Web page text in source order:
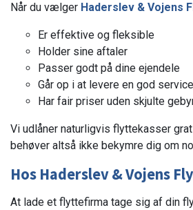
Når du vælger Haderslev & Vojens
Er effektive og fleksible
Holder sine aftaler
Passer godt på dine ejendele
Går op i at levere en god service
Har fair priser uden skjulte
Vi udlåner naturligvis flyttekasser
behøver altså ikke bekymre dig om
Hos Haderslev & Vojens
At lade et flyttefirma tage sig af din